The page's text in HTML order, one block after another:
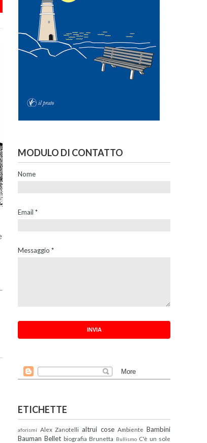
MODULO DI CONTATTO
Nome
Email *
Messaggio *
ETICHETTE
aforismi Alex Zanotelli altrui cose Ambiente Bambini
Bauman Bellet biografia Brunetta Bullismo C'è un sole